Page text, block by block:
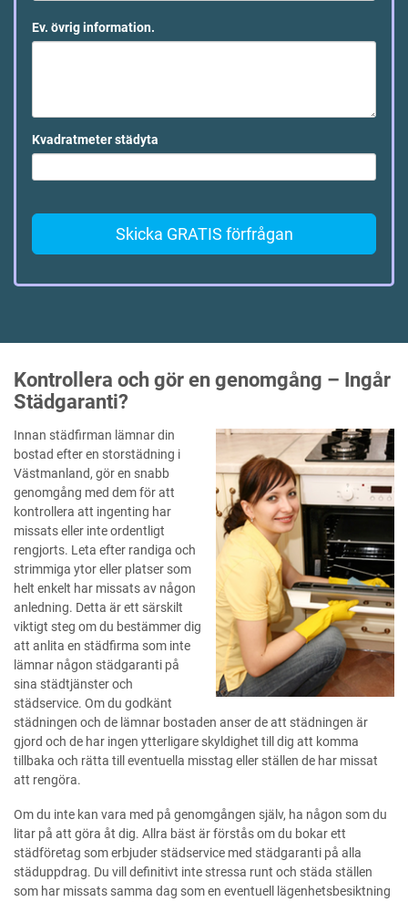
Ev. övrig information.
Kvadratmeter städyta
Skicka GRATIS förfrågan
Kontrollera och gör en genomgång – Ingår
Städgaranti?
Innan städfirman lämnar din
bostad efter en storstädning i
Västmanland, gör en snabb
genomgång med dem för att
kontrollera att ingenting har
missats eller inte ordentligt
rengjorts. Leta efter randiga och
strimmiga ytor eller platser som
helt enkelt har missats av någon
anledning. Detta är ett särskilt
viktigt steg om du bestämmer dig
att anlita en städfirma som inte
lämnar någon städgaranti på
sina städtjänster och
städservice. Om du godkänt
städningen och de lämnar bostaden anser de att städningen är
gjord och de har ingen ytterligare skyldighet till dig att komma
tillbaka och rätta till eventuella misstag eller ställen de har missat
att rengöra.
Om du inte kan vara med på genomgången själv, ha någon som du
litar på att göra åt dig. Allra bäst är förstås om du bokar ett
städföretag som erbjuder städservice med städgaranti på alla
städuppdrag. Du vill definitivt inte stressa runt och städa ställen
som har missats samma dag som en eventuell lägenhetsbesiktning